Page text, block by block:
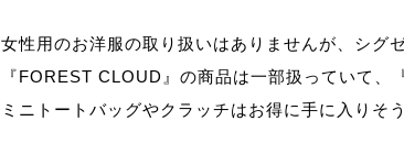
女性用のお洋服の取り扱いはありませんが、シグ
『FOREST CLOUD』の商品は一部扱っていて
ミニトートバッグやクラッチはお得に手に入りそ